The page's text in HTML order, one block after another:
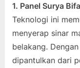
1. Panel Surya
Teknologi ini
menyerap sinar
belakang.
dipantulkan dari